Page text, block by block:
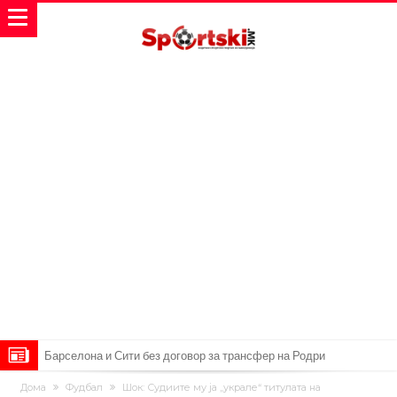
Никој не разбира зошто: Мурињо брутално го понижи
Ференцварош по натпреварот
Арсенал и Манчестер Јунајтед сакаат напаѓач од Интер: Цената е
Дома Фудбал
Шок: Судиите му ја „украле“ титулата на